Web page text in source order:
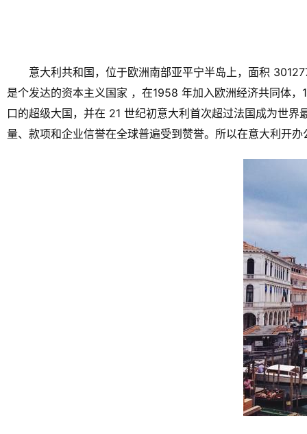
意大利共和国，位于欧洲南部亚平宁半岛上，面积
是个发达的资本主义国家 ，在1958 年加入欧洲经济共同体
口的超级大国，并在 21 世纪初意大利首次超过法国成为世
量、款项和企业信誉在全球普遍受到赞誉。所以在意大利开